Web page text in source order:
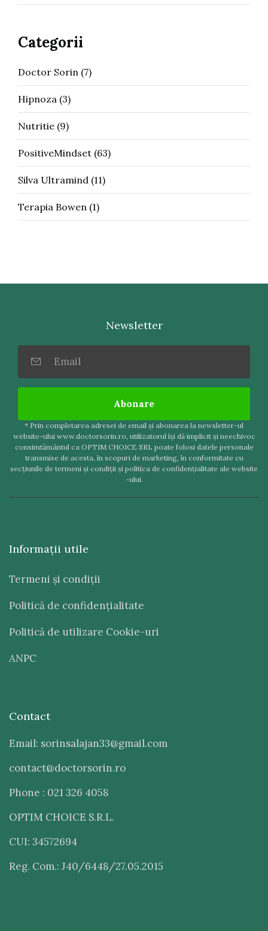
Categorii
Doctor Sorin (7)
Hipnoza (3)
Nutritie (9)
PositiveMindset (63)
Silva Ultramind (11)
Terapia Bowen (1)
Newsletter
Abonare
* Prin completarea adresei de email şi abonarea la newsletter-ul
website-ului www.doctorsorin.ro, utilizatorul îşi dă implicit şi neechivoc
consimtământul ca OPTIM CHOICE SRL poate folosi datele personale
transmise de acesta, în scopuri de marketing, în conformitate cu
secţiunile de termeni şi condiţii şi politica de confidenţialitate ale website
-ului.
Informaţii utile
Termeni şi condiţii
Politică de confidenţialitate
Politică de utilizare Cookie-uri
ANPC
Contact
Email: sorinsalajan33@gmail.com
contact@doctorsorin.ro
Phone : 021 326 4058
OPTIM CHOICE S.R.L.
CUI: 34572694
Reg. Com.: J40/6448/27.05.2015